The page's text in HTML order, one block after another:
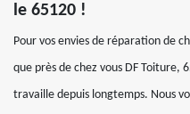
le 65120 !
Pour vos envies de réparation de
que près de chez vous DF Toiture,
travaille depuis longtemps. Nous